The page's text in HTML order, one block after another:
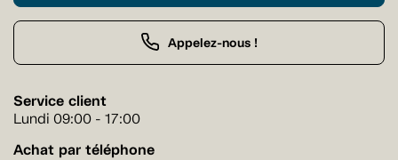
Appelez-nous !
Service client
Lundi 09:00 - 17:00
Achat par téléphone